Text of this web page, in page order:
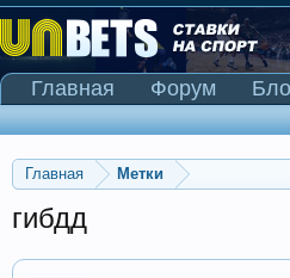
Главная Метки
гибдд
Главная Форум
Сканер Pinnacle